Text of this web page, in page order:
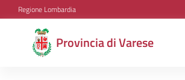
Vai al contenuto
Vai alla navigazione
Vai al footer
Regione Lombardia
Provincia di Varese
Provincia
di